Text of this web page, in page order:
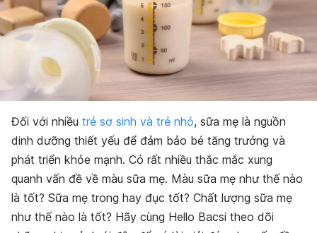
Đối với nhiều trẻ sơ sinh và trẻ nhỏ, sữa mẹ là nguồn
dinh dưỡng thiết yếu để đảm bảo bé tăng trưởng và
phát triển khỏe mạnh. Có rất nhiều thắc mắc xung
quanh vấn đề về màu sữa mẹ. Màu sữa mẹ như thế nào
là tốt? Sữa mẹ trong hay đục tốt? Chất lượng sữa mẹ
như thế nào là tốt? Hãy cùng Hello Bacsi theo dõi